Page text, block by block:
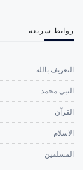
روابط سريعة
التعريف بالله
النبي محمد
القرآن
الاسلام
المسلمين